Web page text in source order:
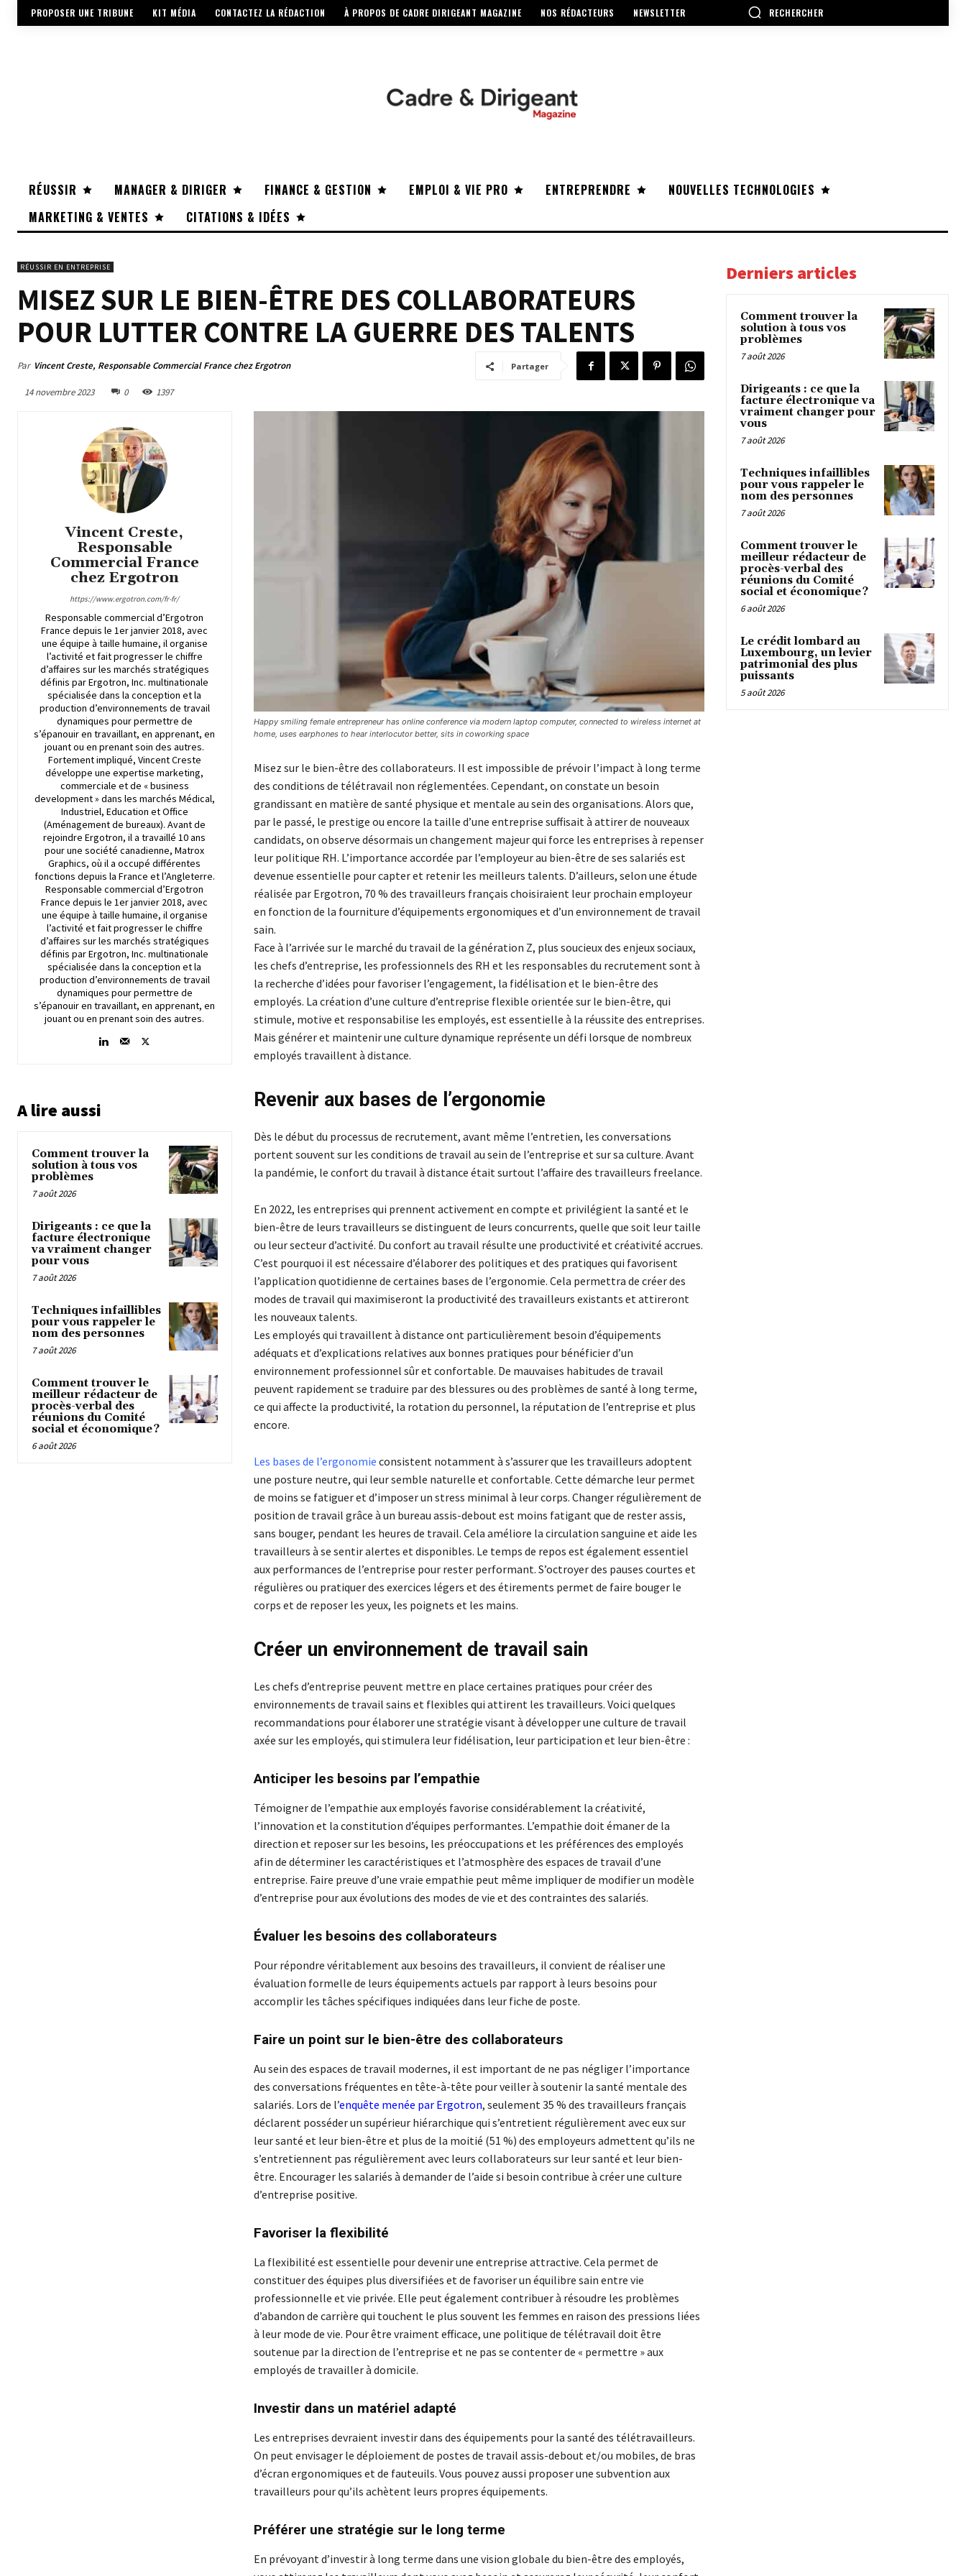
PROPOSER UNE TRIBUNE KIT MÉDIA CONTACTEZ LA RÉDACTION À PROPOS DE CADRE DIRIGEANT MAGAZINE NOS RÉDACTEURS NEWSLETTER RECHERCHER
RÉUSSIR MANAGER & DIRIGER FINANCE & GESTION EMPLOI & VIE PRO ENTREPRENDRE
NOUVELLES TECHNOLOGIES
MARKETING & VENTES
CITATIONS & IDÉES
RÉUSSIR EN ENTREPRISE
MISEZ SUR LE BIEN-ÊTRE DES COLLABORATEURS
POUR LUTTER CONTRE LA GUERRE DES TALENTS
Par Vincent Creste, Responsable Commercial France chez Ergotron
14 novembre 2023 0 1397
Partager
Vincent Creste,
Responsable
Commercial France
chez Ergotron
https://www.ergotron.com/fr-fr/
Responsable commercial d’Ergotron
France depuis le 1er janvier 2018, avec
une équipe à taille humaine, il organise
l’activité et fait progresser le chiffre
d’affaires sur les marchés stratégiques
définis par Ergotron, Inc. multinationale
spécialisée dans la conception et la
production d’environnements de travail
dynamiques pour permettre de
s’épanouir en travaillant, en apprenant, en
jouant ou en prenant soin des autres.
Fortement impliqué, Vincent Creste
développe une expertise marketing,
commerciale et de « business
development » dans les marchés Médical,
Industriel, Education et Office
(Aménagement de bureaux). Avant de
rejoindre Ergotron, il a travaillé 10 ans
pour une société canadienne, Matrox
Graphics, où il a occupé différentes
fonctions depuis la France et l’Angleterre.
Responsable commercial d’Ergotron
France depuis le 1er janvier 2018, avec
une équipe à taille humaine, il organise
l’activité et fait progresser le chiffre
d’affaires sur les marchés stratégiques
définis par Ergotron, Inc. multinationale
spécialisée dans la conception et la
production d’environnements de travail
dynamiques pour permettre de
s’épanouir en travaillant, en apprenant, en
jouant ou en prenant soin des autres.
A lire aussi
Comment trouver la
solution à tous vos
problèmes
7 août 2026
Dirigeants : ce que la
facture électronique
va vraiment changer
pour vous
7 août 2026
Techniques infaillibles
pour vous rappeler le
nom des personnes
7 août 2026
Comment trouver le
meilleur rédacteur de
procès-verbal des
réunions du Comité
social et économique ?
6 août 2026
Happy smiling female entrepreneur has online conference via modern laptop computer, connected to wireless internet at
home, uses earphones to hear interlocutor better, sits in coworking space
Misez sur le bien-être des collaborateurs. Il est impossible de prévoir l’impact à long terme
des conditions de télétravail non réglementées. Cependant, on constate un besoin
grandissant en matière de santé physique et mentale au sein des organisations. Alors que,
par le passé, le prestige ou encore la taille d’une entreprise suffisait à attirer de nouveaux
candidats, on observe désormais un changement majeur qui force les entreprises à repenser
leur politique RH. L’importance accordée par l’employeur au bien-être de ses salariés est
devenue essentielle pour capter et retenir les meilleurs talents. D’ailleurs, selon une étude
réalisée par Ergotron, 70 % des travailleurs français choisiraient leur prochain employeur
en fonction de la fourniture d’équipements ergonomiques et d’un environnement de travail
sain.
Face à l’arrivée sur le marché du travail de la génération Z, plus soucieux des enjeux sociaux,
les chefs d’entreprise, les professionnels des RH et les responsables du recrutement sont à
la recherche d’idées pour favoriser l’engagement, la fidélisation et le bien-être des
employés. La création d’une culture d’entreprise flexible orientée sur le bien-être, qui
stimule, motive et responsabilise les employés, est essentielle à la réussite des entreprises.
Mais générer et maintenir une culture dynamique représente un défi lorsque de nombreux
employés travaillent à distance.
Revenir aux bases de l’ergonomie
Dès le début du processus de recrutement, avant même l’entretien, les conversations
portent souvent sur les conditions de travail au sein de l’entreprise et sur sa culture. Avant
la pandémie, le confort du travail à distance était surtout l’affaire des travailleurs freelance.
En 2022, les entreprises qui prennent activement en compte et privilégient la santé et le
bien-être de leurs travailleurs se distinguent de leurs concurrents, quelle que soit leur taille
ou leur secteur d’activité. Du confort au travail résulte une productivité et créativité accrues.
C’est pourquoi il est nécessaire d’élaborer des politiques et des pratiques qui favorisent
l’application quotidienne de certaines bases de l’ergonomie. Cela permettra de créer des
modes de travail qui maximiseront la productivité des travailleurs existants et attireront
les nouveaux talents.
Les employés qui travaillent à distance ont particulièrement besoin d’équipements
adéquats et d’explications relatives aux bonnes pratiques pour bénéficier d’un
environnement professionnel sûr et confortable. De mauvaises habitudes de travail
peuvent rapidement se traduire par des blessures ou des problèmes de santé à long terme,
ce qui affecte la productivité, la rotation du personnel, la réputation de l’entreprise et plus
encore.
Les bases de l’ergonomie consistent notamment à s’assurer que les travailleurs adoptent
une posture neutre, qui leur semble naturelle et confortable. Cette démarche leur permet
de moins se fatiguer et d’imposer un stress minimal à leur corps. Changer régulièrement de
position de travail grâce à un bureau assis-debout est moins fatigant que de rester assis,
sans bouger, pendant les heures de travail. Cela améliore la circulation sanguine et aide les
travailleurs à se sentir alertes et disponibles. Le temps de repos est également essentiel
aux performances de l’entreprise pour rester performant. S’octroyer des pauses courtes et
régulières ou pratiquer des exercices légers et des étirements permet de faire bouger le
corps et de reposer les yeux, les poignets et les mains.
Créer un environnement de travail sain
Les chefs d’entreprise peuvent mettre en place certaines pratiques pour créer des
environnements de travail sains et flexibles qui attirent les travailleurs. Voici quelques
recommandations pour élaborer une stratégie visant à développer une culture de travail
axée sur les employés, qui stimulera leur fidélisation, leur participation et leur bien-être :
Anticiper les besoins par l’empathie
Témoigner de l’empathie aux employés favorise considérablement la créativité,
l’innovation et la constitution d’équipes performantes. L’empathie doit émaner de la
direction et reposer sur les besoins, les préoccupations et les préférences des employés
afin de déterminer les caractéristiques et l’atmosphère des espaces de travail d’une
entreprise. Faire preuve d’une vraie empathie peut même impliquer de modifier un modèle
d’entreprise pour aux évolutions des modes de vie et des contraintes des salariés.
Évaluer les besoins des collaborateurs
Pour répondre véritablement aux besoins des travailleurs, il convient de réaliser une
évaluation formelle de leurs équipements actuels par rapport à leurs besoins pour
accomplir les tâches spécifiques indiquées dans leur fiche de poste.
Faire un point sur le bien-être des collaborateurs
Au sein des espaces de travail modernes, il est important de ne pas négliger l’importance
des conversations fréquentes en tête-à-tête pour veiller à soutenir la santé mentale des
salariés. Lors de l’enquête menée par Ergotron, seulement 35 % des travailleurs français
déclarent posséder un supérieur hiérarchique qui s’entretient régulièrement avec eux sur
leur santé et leur bien-être et plus de la moitié (51 %) des employeurs admettent qu’ils ne
s’entretiennent pas régulièrement avec leurs collaborateurs sur leur santé et leur bien-
être. Encourager les salariés à demander de l’aide si besoin contribue à créer une culture
d’entreprise positive.
Favoriser la flexibilité
La flexibilité est essentielle pour devenir une entreprise attractive. Cela permet de
constituer des équipes plus diversifiées et de favoriser un équilibre sain entre vie
professionnelle et vie privée. Elle peut également contribuer à résoudre les problèmes
d’abandon de carrière qui touchent le plus souvent les femmes en raison des pressions liées
à leur mode de vie. Pour être vraiment efficace, une politique de télétravail doit être
soutenue par la direction de l’entreprise et ne pas se contenter de « permettre » aux
employés de travailler à domicile.
Investir dans un matériel adapté
Les entreprises devraient investir dans des équipements pour la santé des télétravailleurs.
On peut envisager le déploiement de postes de travail assis-debout et/ou mobiles, de bras
d’écran ergonomiques et de fauteuils. Vous pouvez aussi proposer une subvention aux
travailleurs pour qu’ils achètent leurs propres équipements.
Préférer une stratégie sur le long terme
En prévoyant d’investir à long terme dans une vision globale du bien-être des employés,
Derniers articles
Comment trouver la
solution à tous vos
problèmes
7 août 2026
Dirigeants : ce que la
facture électronique va
vraiment changer pour
vous
7 août 2026
Techniques infaillibles
pour vous rappeler le
nom des personnes
7 août 2026
Comment trouver le
meilleur rédacteur de
procès-verbal des
réunions du Comité
social et économique ?
6 août 2026
Le crédit lombard au
Luxembourg, un levier
patrimonial des plus
puissants
5 août 2026